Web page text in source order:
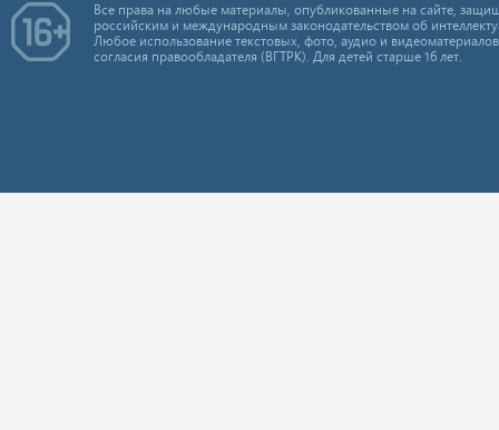
Все права на любые материалы, опубликованные на сайте,
российским и международным законодательством об
Любое использование текстовых, фото, аудио и
согласия правообладателя (ВГТРК). Для детей старше 16 лет.